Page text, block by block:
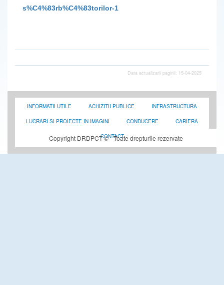
s%C4%83rb%C4%83torilor-1
Data actualizarii paginii: 15-04-2025
INFORMATII UTILE ACHIZITII PUBLICE INFRASTRUCTURA
LUCRARI SI PROIECTE IN IMAGINI CONDUCERE CARIERA
CONTACT
Copyright DRDPCT © - Toate drepturile rezervate